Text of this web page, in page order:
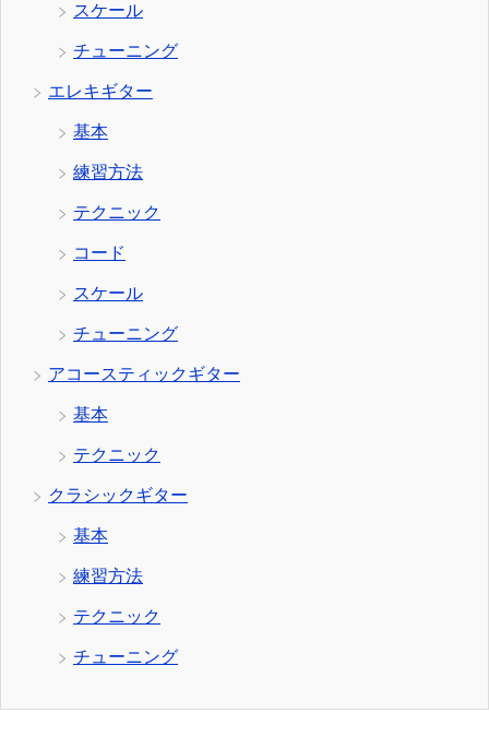
スケール
チューニング
エレキギター
基本
練習方法
テクニック
コード
スケール
チューニング
アコースティックギター
基本
テクニック
クラシックギター
基本
練習方法
テクニック
チューニング